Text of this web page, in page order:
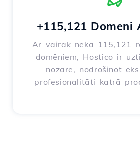
+115,121 Domeni
Ar vairāk nekā 115,121
domēniem, Hostico ir
nozarē, nodrošinot
profesionalitāti katrā